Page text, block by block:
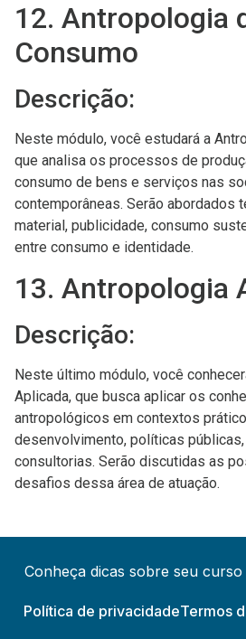
12. Antropologia
Consumo
Descrição:
Neste módulo, você estudará a
que analisa os processos de
consumo de bens e serviços nas
contemporâneas. Serão abordados
material, publicidade, consumo
entre consumo e identidade.
13. Antropologia
Descrição:
Neste último módulo, você
Aplicada, que busca aplicar os
antropológicos em contextos
desenvolvimento, políticas
consultorias. Serão discutidas as
desafios dessa área de atuação.
Conheça dicas sobre seu curso
Política de privacidadeTermos